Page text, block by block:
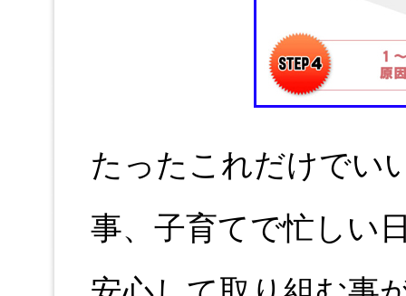
たったこれだけでい
事、子育てで忙しい